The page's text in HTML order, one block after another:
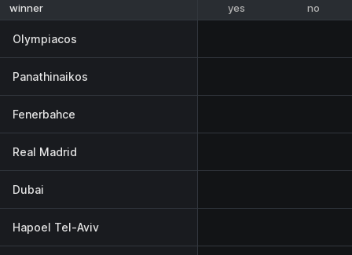
winner yes no
Olympiacos
Panathinaikos
Fenerbahce
Real Madrid
Dubai
Hapoel Tel-Aviv